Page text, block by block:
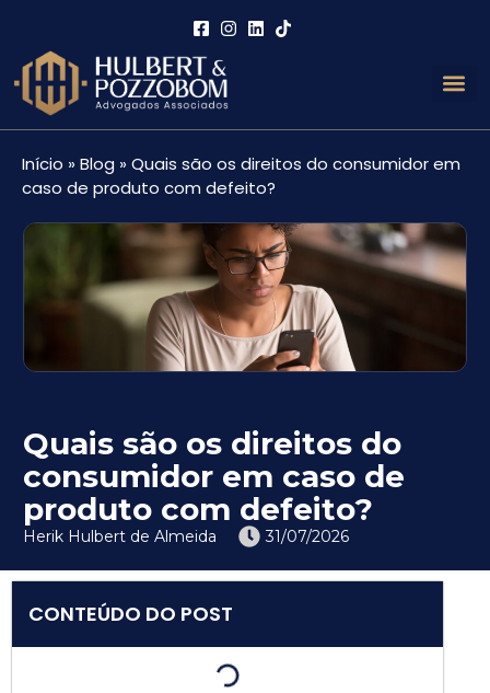
Início » Blog » Quais são os direitos do consumidor em
caso de produto com defeito?
Quais são os direitos do
consumidor em caso de
produto com defeito?
Herik Hulbert de Almeida 31/07/2026
CONTEÚDO DO POST